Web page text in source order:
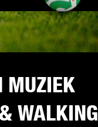
MUZIEK
WALKING